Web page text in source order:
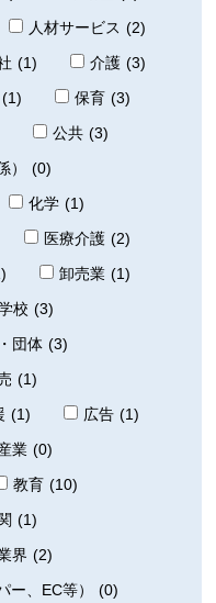
人材サービス (2)
(1) 介護 (3)
(1) 保育 (3)
公共 (3)
）
(0)
化学 (1)
医療介護 (2)
卸売業 (1)
校 (3)
団体 (3)
(1)
(1) 広告 (1)
業 (0)
教育 (10)
(1)
界 (2)
ー、EC等）
(0)